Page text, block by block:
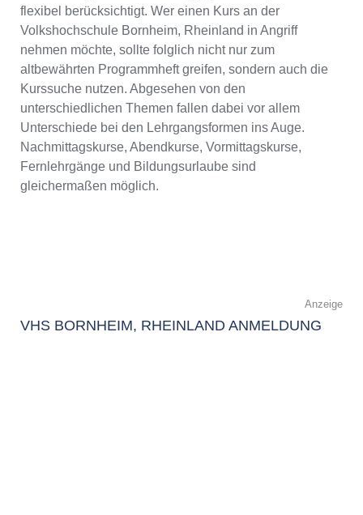
flexibel berücksichtigt. Wer einen Kurs an der
Volkshochschule Bornheim, Rheinland in Angriff
nehmen möchte, sollte folglich nicht nur zum
altbewährten Programmheft greifen, sondern auch die
Kurssuche nutzen. Abgesehen von den
unterschiedlichen Themen fallen dabei vor allem
Unterschiede bei den Lehrgangsformen ins Auge.
Nachmittagskurse, Abendkurse, Vormittagskurse,
Fernlehrgänge und Bildungsurlaube sind
gleichermaßen möglich.
Anzeige
VHS BORNHEIM, RHEINLAND ANMELDUNG